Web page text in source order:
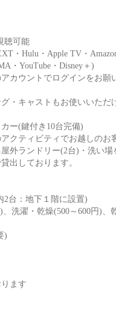
聴可能
・Hulu・Apple TV・
・YouTube・Disney＋)
カウントでログインをお願
・キャストもお使いいただ
ー(鍵付き10台完備)
クティビティでお越しのお
外ランドリー(2台)・洗い場
出しております。
台：地下１階に設置)
洗濯・乾燥(500～600円)、
)
ます